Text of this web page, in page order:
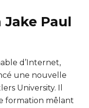
Paul
d’Internet,
une nouvelle
University. Il
formation mêlant